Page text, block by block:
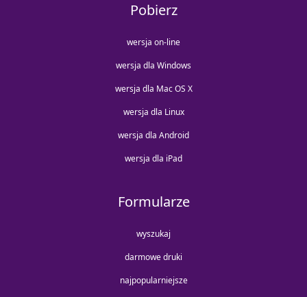
Pobierz
wersja on-line
wersja dla Windows
wersja dla Mac OS X
wersja dla Linux
wersja dla Android
wersja dla iPad
Formularze
wyszukaj
darmowe druki
najpopularniejsze